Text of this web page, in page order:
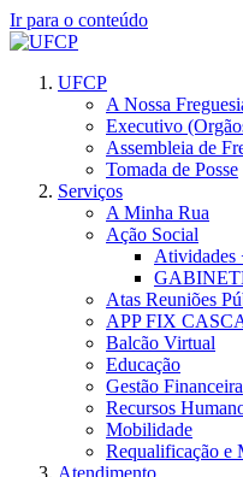
Ir para o conteúdo
UFCP
A Nossa
Executivo
Assembleia de
Tomada de Posse
Serviços
A Minha Rua
Ação Social
Atividades
Atas Reuniões
APP FIX
Balcão Virtual
Educação
Gestão Financeira
Recursos
Mobilidade
Requalificação e
Atendimento